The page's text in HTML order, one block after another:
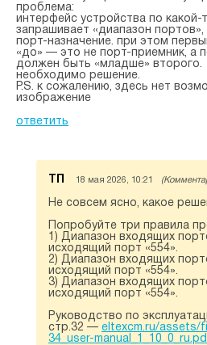
проблема:
интерфейс устройства по
запрашивает «диапазон
порт-назначение. при этом
«до» — это не порт-приемник, а
должен быть «младше» второго.
необходимо решение.
P.S. к сожалению, здесь нет
изображение
ответить
18 мая 2026, 10:21
Не совсем ясно, какое
Попробуйте три правила
1) Диапазон входящих
исходящий порт «554».
2) Диапазон входящих
исходящий порт «554».
3) Диапазон входящих
исходящий порт «554».
Руководство по
стр.32 — eltexcm.ru/assets/
34_user-